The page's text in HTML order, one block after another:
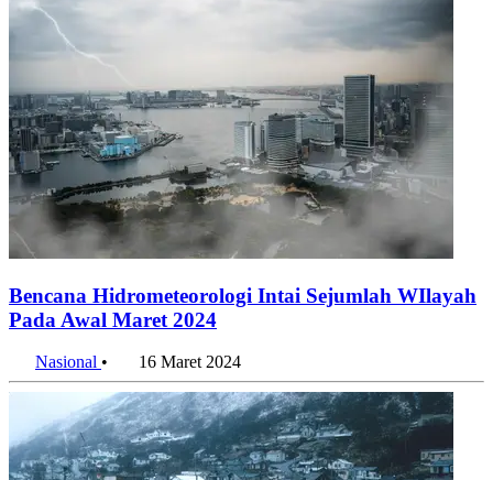
Bencana Hidrometeorologi Intai Sejumlah WIlayah
Nasional• 16 Maret 2024